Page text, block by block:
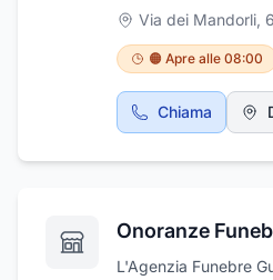
costruzioni
Realizziamo
condomini ed edifici
standard qualitativi
ogni fase del
anche in interventi di
esterne,
manutenzione e
Via dei Mandorli,
🟠 Apre alle 08:00
Chiama
Onoranze
L'Agenzia Funebre